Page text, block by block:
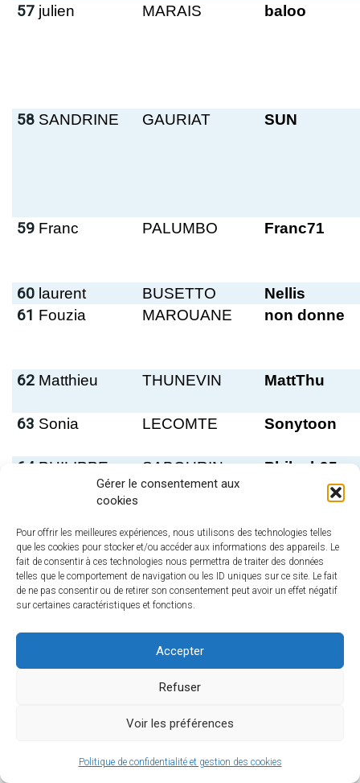
Gérer le consentement aux
cookies
Pour offrir les meilleures expériences, nous utilisons des technologies telles
que les cookies pour stocker et/ou accéder aux informations des appareils. Le
fait de consentir à ces technologies nous permettra de traiter des données
telles que le comportement de navigation ou les ID uniques sur ce site. Le fait
de ne pas consentir ou de retirer son consentement peut avoir un effet négatif
sur certaines caractéristiques et fonctions.
Accepter
Refuser
Voir les préférences
Politique de confidentialité et gestion des cookies
57 julien MARAIS baloo
58 SANDRINE GAURIAT SUN
59 Franc PALUMBO Franc71
60 laurent BUSETTO Nellis
61 Fouzia MAROUANE non donne
62 Matthieu THUNEVIN MattThu
63 Sonia LECOMTE Sonytoon
64 PHILIPPE SABOURIN Philsab95
TASSON
66 Ali HOCINE CoptÃ¨re
67 Marc VIELMON ROQUETTE
68